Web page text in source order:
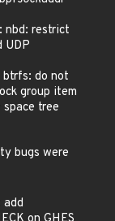
restrict
UDP
do not
group item
tree
bugs were
add